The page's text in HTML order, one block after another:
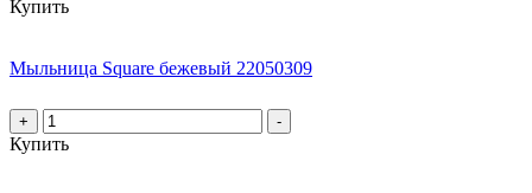
Купить
Мыльница Square бежевый 22050309
+ -
Купить